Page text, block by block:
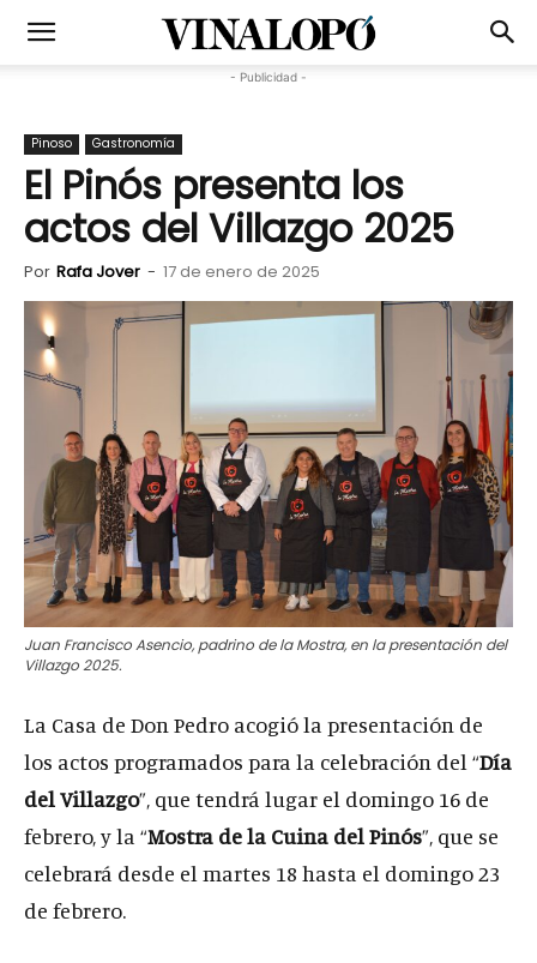
- Publicidad -
Pinoso Gastronomía
El Pinós presenta los
actos del Villazgo 2025
Por Rafa Jover - 17 de enero de 2025
Juan Francisco Asencio, padrino de la Mostra, en la presentación del
Villazgo 2025.
La Casa de Don Pedro acogió la presentación de
los actos programados para la celebración del “Día
del Villazgo”, que tendrá lugar el domingo 16 de
febrero, y la “Mostra de la Cuina del Pinós”, que se
celebrará desde el martes 18 hasta el domingo 23
de febrero.